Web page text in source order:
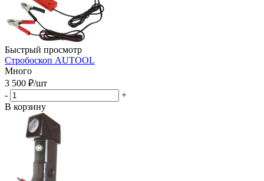
Быстрый просмотр
Стробоскоп AUTOOL
Много
3 500 ₽/шт
-
+
В корзину